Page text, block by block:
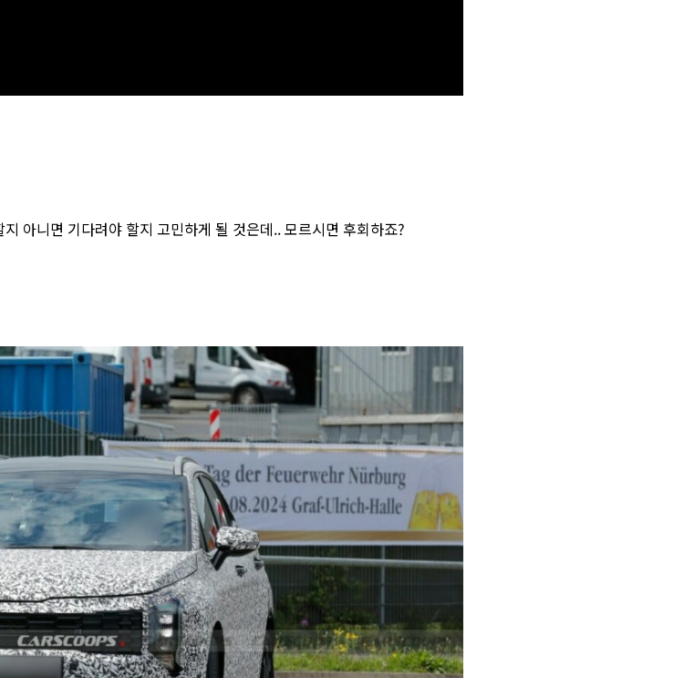
아니면 기다려야 할지 고민하게 될 것은데.. 모르시면 후회하죠?